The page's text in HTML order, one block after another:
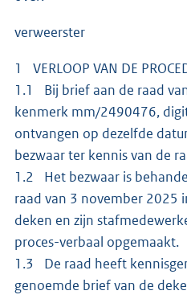
verweerster
1 VERLOOP VAN DE
1.1 Bij brief aan de raad
kenmerk mm/2490476,
ontvangen op dezelfde
bezwaar ter kennis van de
1.2 Het bezwaar is
raad van 3 november 2025
deken en zijn
proces-verbaal opgemaakt.
1.3 De raad heeft
genoemde brief van de